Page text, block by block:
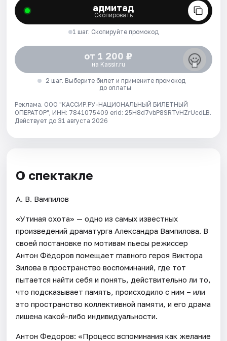
адмитад
Скопировать
1 шаг. Скопируйте промокод
от 1 200 ₽
на Kassir.ru
2 шаг. Выберите билет и примените промокод
до оплаты
Реклама. ООО "КАССИР.РУ-НАЦИОНАЛЬНЫЙ БИЛЕТНЫЙ
ОПЕРАТОР", ИНН: 7841075409 erid: 25H8d7vbP8SRTvHZrUcdLB.
Действует до 31 августа 2026
О спектакле
А. В. Вампилов
«Утиная охота» — одно из самых известных
произведений драматурга Александра Вампилова. В
своей постановке по мотивам пьесы режиссер
Антон Фёдоров помещает главного героя Виктора
Зилова в пространство воспоминаний, где тот
пытается найти себя и понять, действительно ли то,
что подсказывает память, происходило с ним – или
это пространство коллективной памяти, и его драма
лишена какой-либо индивидуальности.
Антон Федоров: «Процесс вспоминания как желание